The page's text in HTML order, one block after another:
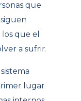
que
que el
a sufrir.
lugar